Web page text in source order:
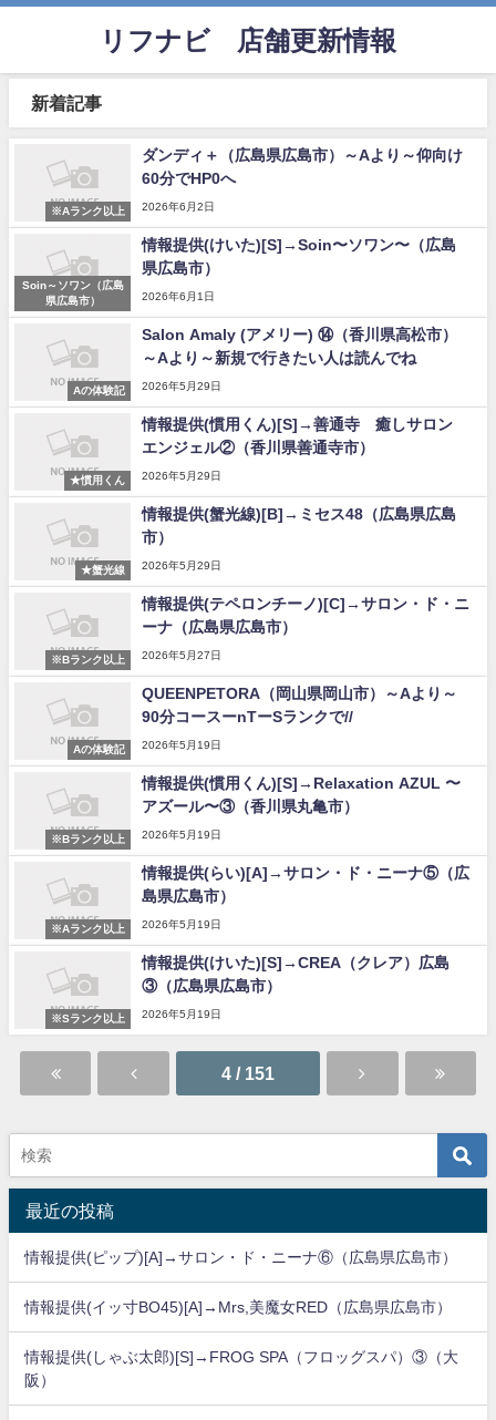
リフナビ®店舗更新情報
新着記事
※Aランク以上
ダンディ＋（広島県広島市）～Aより～仰向け
60分でHP0へ
2026年6月2日
Soin～ソワン（広島
県広島市）
情報提供(けいた)[S]→Soin〜ソワン〜（広島
県広島市）
2026年6月1日
Aの体験記
Salon Amaly (アメリー) ⑭（香川県高松市）
～Aより～新規で行きたい人は読んでね
2026年5月29日
★慣用くん
情報提供(慣用くん)[S]→善通寺 癒しサロン
エンジェル②（香川県善通寺市）
2026年5月29日
★蟹光線
情報提供(蟹光線)[B]→ミセス48（広島県広島
市）
2026年5月29日
※Bランク以上
情報提供(テペロンチーノ)[C]→サロン・ド・ニ
ーナ（広島県広島市）
2026年5月27日
Aの体験記
QUEENPETORA（岡山県岡山市）～Aより～
90分コースーnTーSランクで//
2026年5月19日
※Bランク以上
情報提供(慣用くん)[S]→Relaxation AZUL 〜
アズール〜③（香川県丸亀市）
2026年5月19日
※Aランク以上
情報提供(らい)[A]→サロン・ド・ニーナ⑤（広
島県広島市）
2026年5月19日
※Sランク以上
情報提供(けいた)[S]→CREA（クレア）広島
③（広島県広島市）
2026年5月19日
4 / 151
最近の投稿
情報提供(ピップ)[A]→サロン・ド・ニーナ⑥（広島県広島市）
情報提供(イッ寸BO45)[A]→Mrs,美魔女RED（広島県広島市）
情報提供(しゃぶ太郎)[S]→FROG SPA（フロッグスパ）③（大
阪）